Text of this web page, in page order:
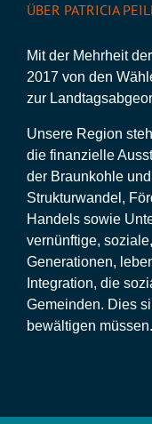
ÜBER PATRICIA
Mit der Mehrheit
2017 von den
zur
Unsere Region
die finanzielle
der Braunkohle
Strukturwandel,
Handels sowie
vernünftige,
Generationen,
Integration, die
Gemeinden. Dies
bewältigen müssen.